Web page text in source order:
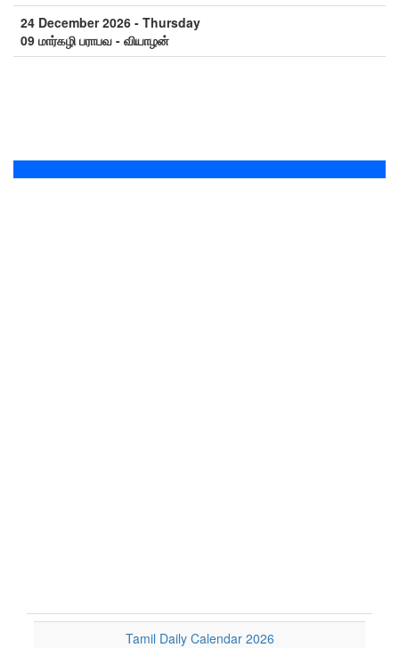
24 December 2026 - Thursday
09 மார்கழி பராபவ - வியாழன்
Tamil Daily Calendar 2026